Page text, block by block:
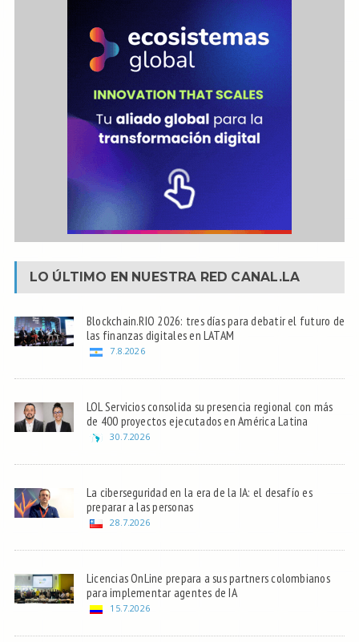
LO ÚLTIMO EN NUESTRA RED CANAL.LA
Blockchain.RIO 2026: tres días para debatir el futuro de
las finanzas digitales en LATAM
7.8.2026
LOL Servicios consolida su presencia regional con más
de 400 proyectos ejecutados en América Latina
30.7.2026
La ciberseguridad en la era de la IA: el desafío es
preparar a las personas
28.7.2026
Licencias OnLine prepara a sus partners colombianos
para implementar agentes de IA
15.7.2026